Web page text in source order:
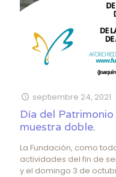
septiembre 24, 2021
Día del
muestra doble.
La Fundación, como
actividades del fin de
y el domingo 3 de